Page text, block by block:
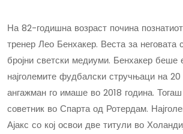
На 82-годишна возраст почина
тренер Лео Бенхакер. Веста за неговата
бројни светски медиуми. Бенхакер беше
најголемите фудбалски стручњаци на
ангажман го имаше во 2018 година.
советник во Спарта од Ротердам.
Ајакс со кој освои две титули во